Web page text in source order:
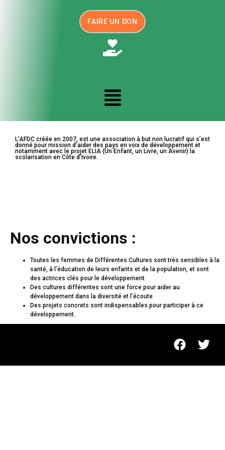
FAIRE UN DON
L’AFDC créée en 2007, est une association à but non lucratif qui s’est
donné pour mission d’aider des pays en voix de développement et
notamment avec le projet ELIA (Un Enfant, un Livre, un Avenir) la
scolarisation en Côte d’Ivoire.
Nos convictions :
Toutes les femmes de Différentes Cultures sont très sensibles à la
santé, à l’éducation de leurs enfants et de la population, et sont
des actrices clés pour le développement
Des cultures différentes sont une force pour aider au
développement dans la diversité et l’écoute
Des projets concrets sont indispensables pour participer à ce
développement.